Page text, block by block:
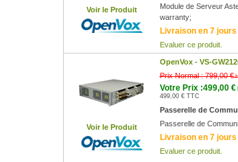
Voir le Produit
Module de Serveur
warranty;
Livraison en 7 jours
Evaluer ce produit.
Voir le Produit
OpenVox - VS-
Prix Normal :799,00 €
Votre Prix :499,00 €
499,00 € TTC
Passerelle de
Passerelle de
Livraison en 7 jours
Evaluer ce produit.